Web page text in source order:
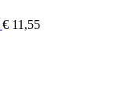
€11,55